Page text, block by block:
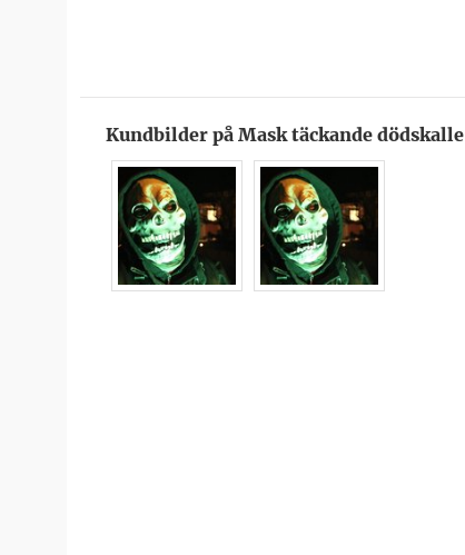
Kundbilder på Mask täckande dödskalle